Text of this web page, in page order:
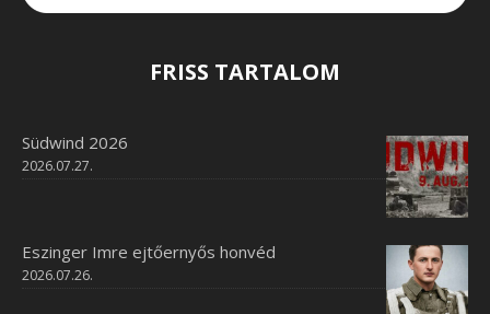
FRISS TARTALOM
Südwind 2026
2026.07.27.
Eszinger Imre ejtőernyős honvéd
2026.07.26.